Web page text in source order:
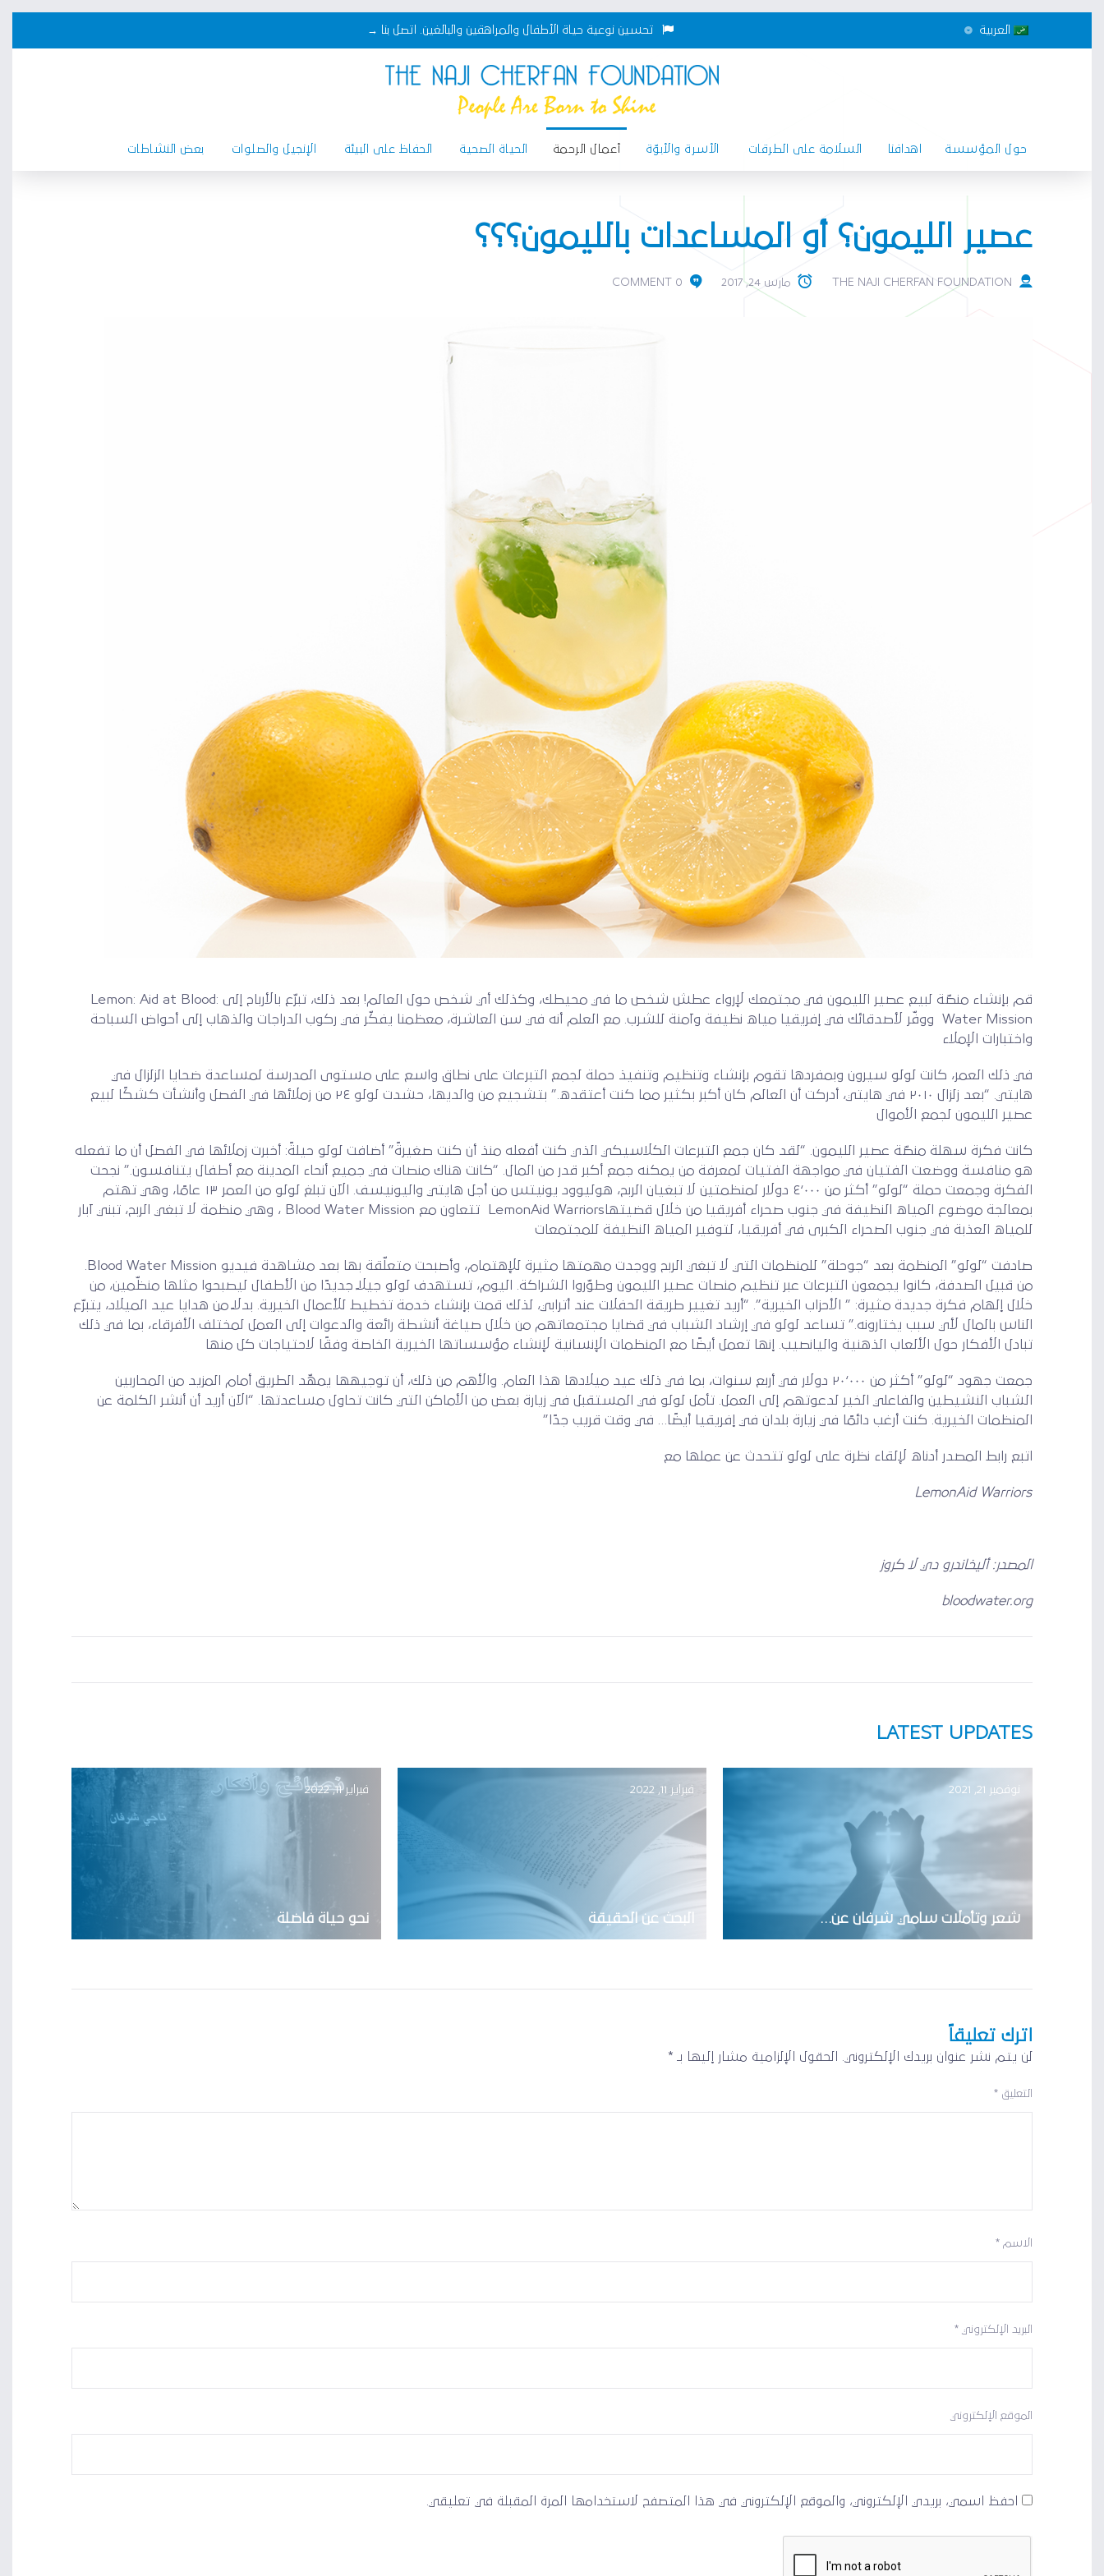
العربية تحسين نوعية حياة الأطفال والمراهقين والبالغين. اتصل بنا →
حول المؤسسة اهدافنا السلامة على الطرقات الأسرة والأبوّة أعمال الرحمة الحياة الصحية الحفاظ على البيئة الإنجيل والصلوات بعض النشاطات
عصير الليمون؟ أو المساعدات بالليمون؟؟؟
THE NAJI CHERFAN FOUNDATION مارس 24, 2017 0 COMMENT
قم بإنشاء منصّة لبيع عصير الليمون في مجتمعك لإرواء عطش شخص ما في محيطك، وكذلك أي شخص حول العالم! بعد ذلك، تبرّع بالأرباح إلى Lemon: Aid at Blood:
Water Mission ووفّر لأصدقائك في إفريقيا مياه نظيفة وآمنة للشرب. مع العلم أنه في سن العاشرة، معظمنا يفكّر في ركوب الدراجات والذهاب إلى أحواض السباحة
واختبارات الإملاء
في ذلك العمر، كانت لولو سيرون وبمفردها تقوم بإنشاء وتنظيم وتنفيذ حملة لجمع التبرعات على نطاق واسع على مستوى المدرسة لمساعدة ضحايا الزلزال في
هايتي. “بعد زلزال ٢٠١٠ في هايتي، أدركت أن العالم كان أكبر بكثير مما كنت أعتقده.” بتشجيع من والديها، حشدت لولو ٢٤ من زملائها في الفصل وأنشأت كشكًا لبيع
عصير الليمون لجمع الأموال
كانت فكرة سهلة منصّة عصير الليمون. “لقد كان جمع التبرعات الكلاسيكي الذي كنت أفعله منذ أن كنت صغيرةً” أضافت لولو حيلةً: أخبرت زملائها في الفصل أن ما تفعله
هو منافسة ووضعت الفتيان في مواجهة الفتيات لمعرفة من يمكنه جمع أكبر قدر من المال. “كانت هناك منصات في جميع أنحاء المدينة مع أطفال يتنافسون.” نجحت
الفكرة وجمعت حملة “لولو” أكثر من ٤٬٠٠٠ دولار لمنظمتين لا تبغيان الربح، هوليوود يونيتس من أجل هايتي واليونيسف. الآن تبلغ لولو من العمر ١٣ عامًا، وهي تهتم
بمعالجة موضوع المياه النظيفة في جنوب صحراء أفريقيا من خلال قضيتهاLemonAid Warriors تتعاون مع Blood Water Mission ، وهي منظمة لا تبغي الربح، تبني آبار
للمياه العذبة في جنوب الصحراء الكبرى في أفريقيا، لتوفير المياه النظيفة للمجتمعات
صادفت “لولو” المنظمة بعد “جوحلة” للمنظمات التي لا تبغي الربح ووجدت مهمتها مثيرة للإهتمام، وأصبحت متعلّقة بها بعد مشاهدة فيديو Blood Water Mission.
من قبيل الصدفة، كانوا يجمعون التبرعات عبر تنظيم منصات عصير الليمون وطوّروا الشراكة. اليوم، تستهدف لولو جيلًا جديدًا من الأطفال ليصبحوا مثلها منظّمين، من
خلال إلهام فكرة جديدة مثيرة: ” الأحزاب الخيرية”. “أريد تغيير طريقة الحفلات عند أترابي، لذلك قمت بإنشاء خدمة تخطيط للأعمال الخيرية. بدلاً من هدايا عيد الميلاد، يتبرّع
الناس بالمال لأي سبب يختارونه.” تساعد لولو في إرشاد الشباب في قضايا مجتمعاتهم من خلال صياغة أنشطة رائعة والدعوات إلى العمل لمختلف الأفرقاء، بما في ذلك
تبادل الأفكار حول الألعاب الذهنية واليانصيب. إنها تعمل أيضًا مع المنظمات الإنسانية لإنشاء مؤسساتها الخيرية الخاصة وفقًا لاحتياجات كل منها
جمعت جهود “لولو” أكثر من ٢٠٬٠٠٠ دولار في أربع سنوات، بما في ذلك عيد ميلادها هذا العام. والأهم من ذلك، أن توجيهها يمهّد الطريق أمام المزيد من المحاربين
الشباب النشيطين والفاعلي الخير لدعوتهم إلى العمل. تأمل لولو في المستقبل في زيارة بعض من الأماكن التي كانت تحاول مساعدتها. “الآن أريد أن أنشر الكلمة عن
المنظمات الخيرية. كنت أرغب دائمًا في زيارة بلدان في إفريقيا أيضًا… في وقت قريب جدًا”
اتبع رابط المصدر أدناه لإلقاء نظرة على لولو تتحدث عن عملها مع
LemonAid Warriors
المصدر: أليخاندرو دي لا كروز
bloodwater.org
LATEST UPDATES
فبراير 11, 2022
نحو حياة فاضلة
فبراير 11, 2022
البحث عن الحقيقة
نوفمبر 21, 2021
شعر وتأملات سامي شرفان عن…
اترك تعليقاً
لن يتم نشر عنوان بريدك الإلكتروني. الحقول الإلزامية مشار إليها بـ *
التعليق *
الاسم *
البريد الإلكتروني *
الموقع الإلكتروني
احفظ اسمي، بريدي الإلكتروني، والموقع الإلكتروني في هذا المتصفح لاستخدامها المرة المقبلة في تعليقي.